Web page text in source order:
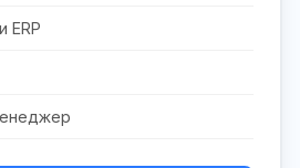
ERP